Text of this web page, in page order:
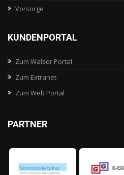
Vorsorge
KUNDENPORTAL
Zum Walser Portal
Zum Extranet
Zum Web Portal
PARTNER